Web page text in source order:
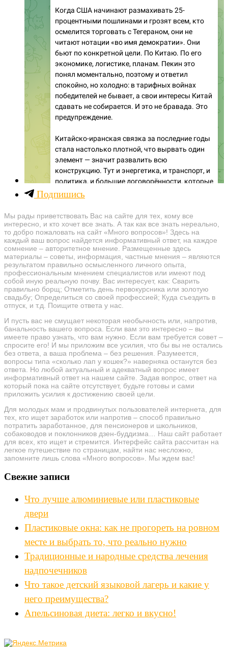
Подпишись
Мы рады приветствовать Вас на сайте для тех, кому все
интересно, и кто хочет все знать. А так как все знать нереально,
то добро пожаловать на сайт «Много вопросов»! Здесь на
каждый ваш вопрос найдется информативный ответ, на каждое
сомнение – авторитетное мнение. Размещенные здесь
материалы – советы, информация, частные мнения – являются
результатом правильно осмысленного личного опыта,
профессиональным мнением специалистов или имеют под
собой иную реальную почву. Вас интересует, как: Сварить
правильно борщ; Отметить день первокурсника или золотую
свадьбу; Определиться со своей профессией; Куда съездить в
отпуск, и т.д. Поищите ответа у нас.
И пусть вас не смущает некоторая необычность или, напротив,
банальность вашего вопроса. Если вам это интересно – вы
имеете право узнать, что вам нужно. Если вам требуется совет –
спросите его! И мы приложим все усилия, что бы вы не остались
без ответа, а ваша проблема – без решения. Разумеется,
вопросы типа «сколько лап у кошек?» наверняка останутся без
ответа. Но любой актуальный и адекватный вопрос имеет
информативный ответ на нашем сайте. Задав вопрос, ответ на
который пока на сайте отсутствует, будьте готовы и сами
приложить усилия к достижению своей цели.
Для молодых мам и продвинутых пользователей интернета, для
тех, кто ищет заработок или напротив – способ правильно
потратить заработанное, для пенсионеров и школьников,
собаководов и поклонников дзен-буддизма… Наш сайт работает
для всех, кто ищет и стремится. Интерфейс сайта рассчитан на
легкое путешествие по страницам, найти нас несложно,
запомните лишь слова «Много вопросов». Мы ждем вас!
Свежие записи
Что лучше алюминиевые или пластиковые
двери
Пластиковые окна: как не прогореть на ровном
месте и выбрать то, что реально нужно
Традиционные и народные средства лечения
надпочечников
Что такое детский языковой лагерь и какие у
него преимущества?
Апельсиновая диета: легко и вкусно!